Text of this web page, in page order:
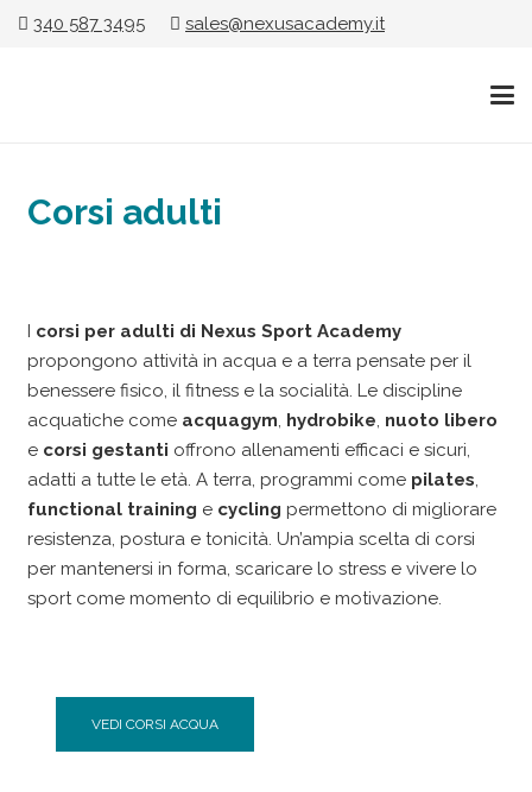
340 587 3495 sales@nexusacademy.it
Corsi adulti
I corsi per adulti di Nexus Sport Academy
propongono attività in acqua e a terra pensate per il
benessere fisico, il fitness e la socialità. Le discipline
acquatiche come acquagym, hydrobike, nuoto libero
e corsi gestanti offrono allenamenti efficaci e sicuri,
adatti a tutte le età. A terra, programmi come pilates,
functional training e cycling permettono di migliorare
resistenza, postura e tonicità. Un’ampia scelta di corsi
per mantenersi in forma, scaricare lo stress e vivere lo
sport come momento di equilibrio e motivazione.
VEDI CORSI ACQUA